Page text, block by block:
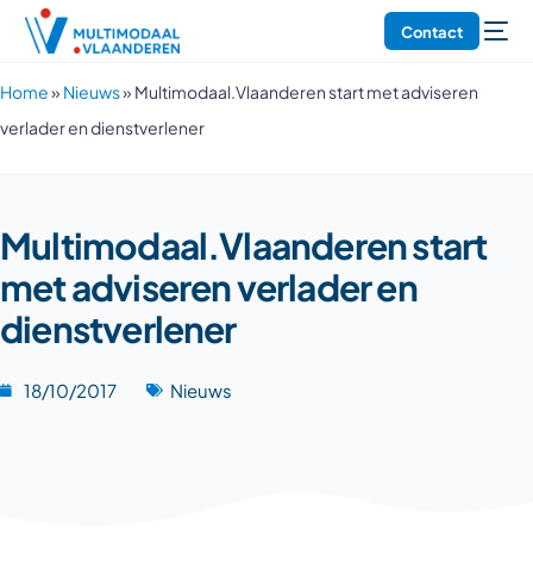
Contact
Home»Nieuws»Multimodaal.Vlaanderen start met adviseren
verlader en dienstverlener
Multimodaal.Vlaanderen start
met adviseren verlader en
dienstverlener
18/10/2017 Nieuws